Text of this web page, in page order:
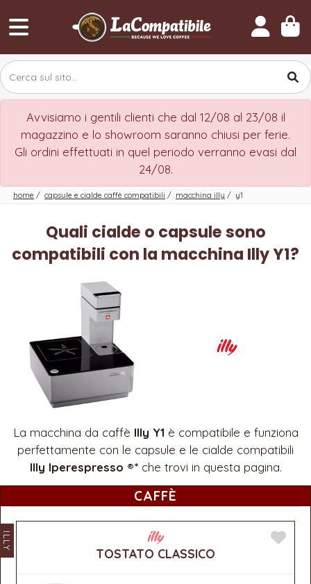
Avvisiamo i gentili clienti che dal 12/08 al 23/08 il
magazzino e lo showroom saranno chiusi per ferie.
Gli ordini effettuati in quel periodo verranno evasi dal
24/08.
home / capsule e cialde caffè compatibili / macchina illy / y1
Quali cialde o capsule sono
compatibili con la macchina Illy Y1?
La macchina da caffè Illy Y1 è compatibile e funziona
perfettamente con le capsule e le cialde compatibili
Illy Iperespresso ®*che trovi in questa pagina.
CAFFÈ
ILLY
TOSTATO CLASSICO